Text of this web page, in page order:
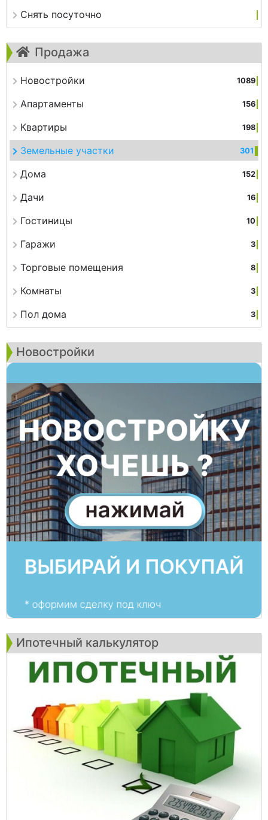
Снять посуточно
Продажа
Новостройки 1089
Апартаменты 156
Квартиры 198
Земельные участки 301
Дома 152
Дачи 16
Гостиницы 10
Гаражи 3
Торговые помещения 8
Комнаты 3
Пол дома 3
Новостройки
Ипотечный калькулятор